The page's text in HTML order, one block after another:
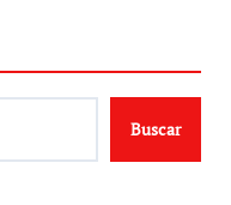
Buscar